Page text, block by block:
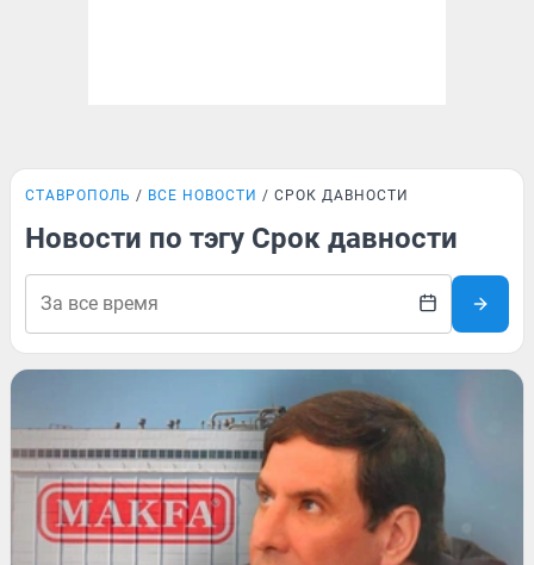
СТАВРОПОЛЬ ВСЕ НОВОСТИ СРОК ДАВНОСТИ
Новости по тэгу Срок давности